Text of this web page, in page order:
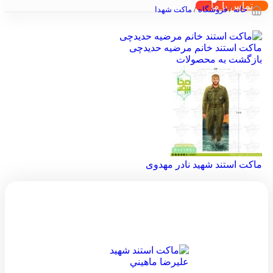
تماس با ما
خانه/ فروشگاه/ ماکت شهدا
ماکت استند خانم مرضیه حدیدچی
بازگشت به محصولات
ماکت استند شهيد نادر مهدوی